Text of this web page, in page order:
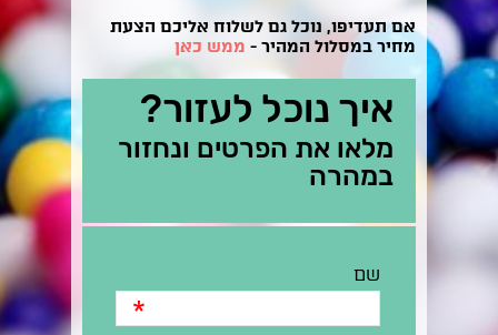
אם תעדיפו, נוכל גם לשלוח אליכם הצעת
מחיר במסלול המהיר - ממש כאן
איך נוכל לעזור?
מלאו את הפרטים ונחזור
במהרה
שם
*